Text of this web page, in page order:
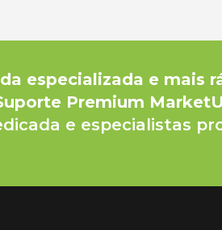
especializada e mais
Premium
e especialistas